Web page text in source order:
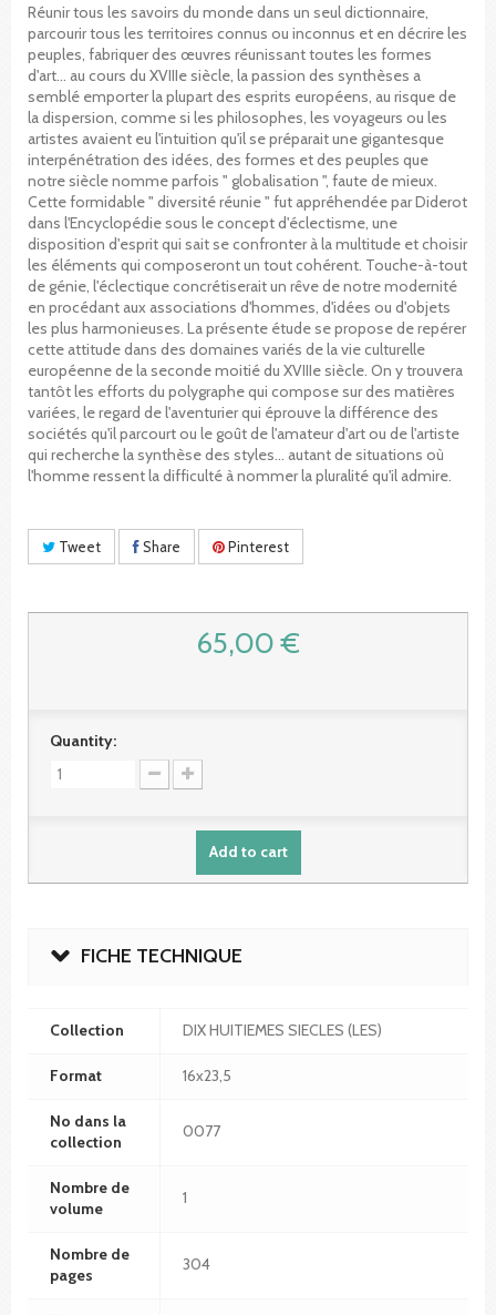
Réunir tous les savoirs du monde dans un seul dictionnaire,
parcourir tous les territoires connus ou inconnus et en décrire les
peuples, fabriquer des œuvres réunissant toutes les formes
d'art... au cours du XVIIIe siècle, la passion des synthèses a
semblé emporter la plupart des esprits européens, au risque de
la dispersion, comme si les philosophes, les voyageurs ou les
artistes avaient eu l'intuition qu'il se préparait une gigantesque
interpénétration des idées, des formes et des peuples que
notre siècle nomme parfois " globalisation ", faute de mieux.
Cette formidable " diversité réunie " fut appréhendée par Diderot
dans l'Encyclopédie sous le concept d'éclectisme, une
disposition d'esprit qui sait se confronter à la multitude et choisir
les éléments qui composeront un tout cohérent. Touche-à-tout
de génie, l'éclectique concrétiserait un rêve de notre modernité
en procédant aux associations d'hommes, d'idées ou d'objets
les plus harmonieuses. La présente étude se propose de repérer
cette attitude dans des domaines variés de la vie culturelle
européenne de la seconde moitié du XVIIIe siècle. On y trouvera
tantôt les efforts du polygraphe qui compose sur des matières
variées, le regard de l'aventurier qui éprouve la différence des
sociétés qu'il parcourt ou le goût de l'amateur d'art ou de l'artiste
qui recherche la synthèse des styles... autant de situations où
l'homme ressent la difficulté à nommer la pluralité qu'il admire.
Tweet Share Pinterest
65,00 €
Quantity:
Add to cart
FICHE TECHNIQUE
Collection DIX HUITIEMES SIECLES (LES)
Format 16x23,5
No dans la
collection
0077
Nombre de
volume
1
Nombre de
pages
304